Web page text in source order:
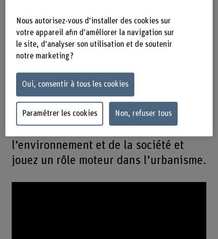
Ce cursus vous rend apte à concevoir
des paysages urbains et des espaces
libres sous une forme durable,
socialement équitable et équilibrée
sur les plans esthétique et
fonctionnel. Vous assumez ainsi votre
l’environnement et de la société et
jouez un rôle moteur dans l’urbanisme.
Nous autorisez-vous d'installer des cookies sur
votre appareil afin d'améliorer la navigation sur
le site, d'analyser son utilisation et de soutenir
notre marketing ?
Oui, consentir à tous les cookies
Paramétrer les cookies Non, refuser tous